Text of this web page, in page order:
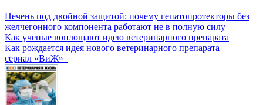
Печень под двойной защитой: почему гепатопротекторы без
желчегонного компонента работают не в полную силу
Как ученые воплощают идею ветеринарного препарата
Как рождается идея нового ветеринарного препарата —
сериал «ВиЖ»